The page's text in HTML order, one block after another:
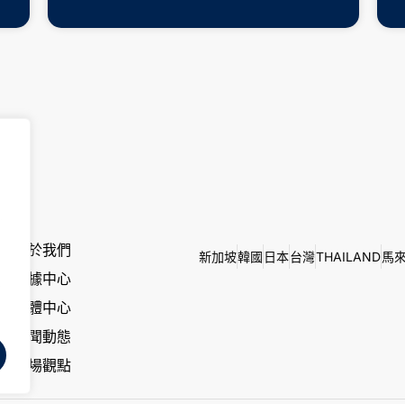
關於我們
數據中心
媒體中心
新聞動態
市場觀點
新加坡韓國 日本台灣THAILAND馬